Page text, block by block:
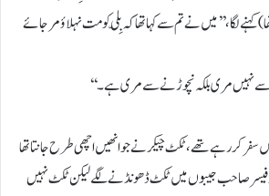
کہنے لگا، ’’ میں نے تم سے کہا تھا کہ بِلّی کو مت نہلاؤ مر جائے
سے نہیں مری بلکہ نچوڑنے سے مری ہے۔‘‘
کررہے تھے، ٹکٹ چیکر نے جو انھیں اچھی طرح جانتا تھا
صاحب جیبوں میں ٹکٹ ڈھونڈنے لگے لیکن ٹکٹ نہیں